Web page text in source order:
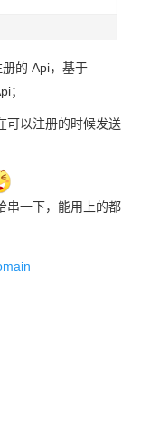
的 Api，基于
；
可以注册的时候发送
串一下，能用上的都